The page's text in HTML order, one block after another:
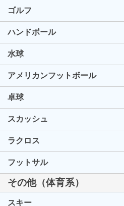
ゴルフ
ハンドボール
水球
アメリカンフットボール
卓球
スカッシュ
ラクロス
フットサル
その他（体育系）
スキー